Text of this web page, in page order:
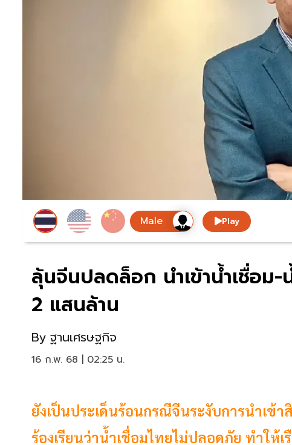
Play
ลุ้นจีนปลดล็อก นำเข้านํ้าเชื่อม
2 แสนล้าน
By ฐานเศรษฐกิจ
16 ก.พ. 68 | 02:25 น.
ยังเป็นประเด็นร้อนกรณีจีนระงับการนำเข้
ร้องเรียนว่านํ้าเชื่อมไทยไม่ปลอดภัย ทำให้